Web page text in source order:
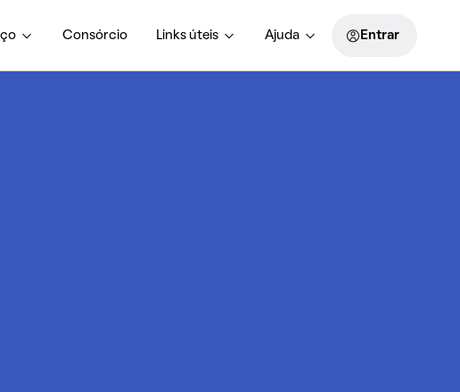
Consórcio Links úteis Ajuda Entrar